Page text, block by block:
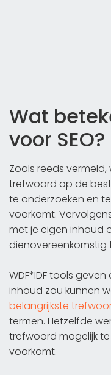
Wat
voor SEO?
Zoals reeds vermeld,
trefwoord op de
te onderzoeken en
voorkomt.
met je eigen inhoud
dienovereenkomstig
WDF*IDF tools
inhoud zou kunnen
belangrijkste
termen. Hetzelfde
trefwoord mogelijk
voorkomt.